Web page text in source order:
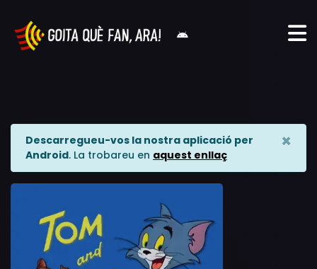
Descarregueu-vos la nostra aplicació per
Android. La trobareu en aquest enllaç
×